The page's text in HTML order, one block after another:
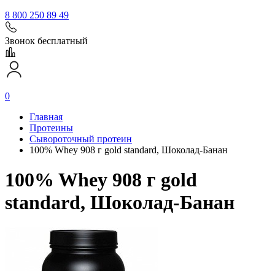
8 800 250 89 49
Звонок бесплатный
0
Главная
Протеины
Сывороточный протеин
100% Whey 908 г gold standard, Шоколад-Банан
100% Whey 908 г gold
standard, Шоколад-Банан